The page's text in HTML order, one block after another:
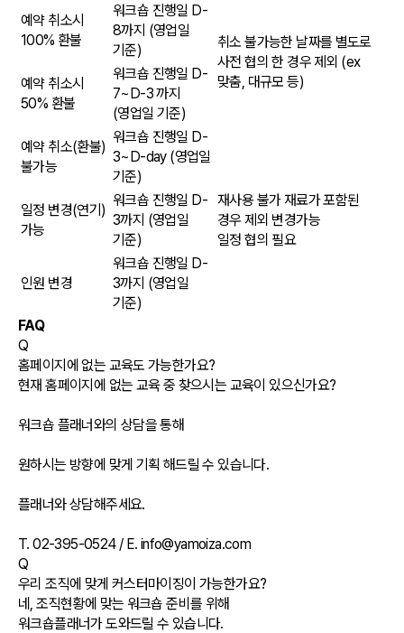
예약 취소시
100% 환불
워크숍 진행일 D-
8까지 (영업일
기준)
취소 불가능한 날짜를 별도로
사전 협의 한 경우 제외 (ex
맞춤, 대규모 등)
예약 취소시
50% 환불
워크숍 진행일 D-
7~D-3 까지
(영업일 기준)
예약 취소(환불)
불가능
워크숍 진행일 D-
3~D-day(영업일
기준)
일정 변경(연기)
가능
워크숍 진행일 D-
3까지 (영업일
기준)
재사용 불가 재료가 포함된
경우 제외 변경가능
일정 협의 필요
인원 변경
워크숍 진행일 D-
3까지 (영업일
기준)
FAQ
Q
홈페이지에 없는 교육도 가능한가요?
현재 홈페이지에 없는 교육 중 찾으시는 교육이 있으신가요?
워크숍 플래너와의 상담을 통해
원하시는 방향에 맞게 기획 해드릴 수 있습니다.
플래너와 상담해주세요.
T. 02-395-0524 / E. info@yamoiza.com
Q
우리 조직에 맞게 커스터마이징이 가능한가요?
네, 조직현황에 맞는 워크숍 준비를 위해
워크숍플래너가 도와드릴 수 있습니다.